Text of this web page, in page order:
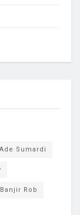
Sumardi
Banjir Rob